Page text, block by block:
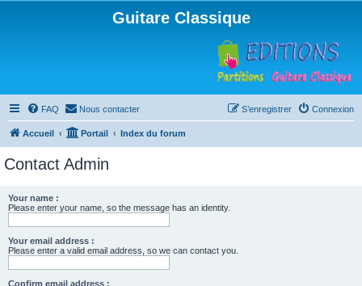
Guitare Classique
FAQ Nous contacter Connexion
S’enregistrer
Accueil Portail Index du forum
Contact Admin
Your name :
Please enter your name, so the message has an identity.
Your email address :
Please enter a valid email address, so we can contact you.
Confirm email address :